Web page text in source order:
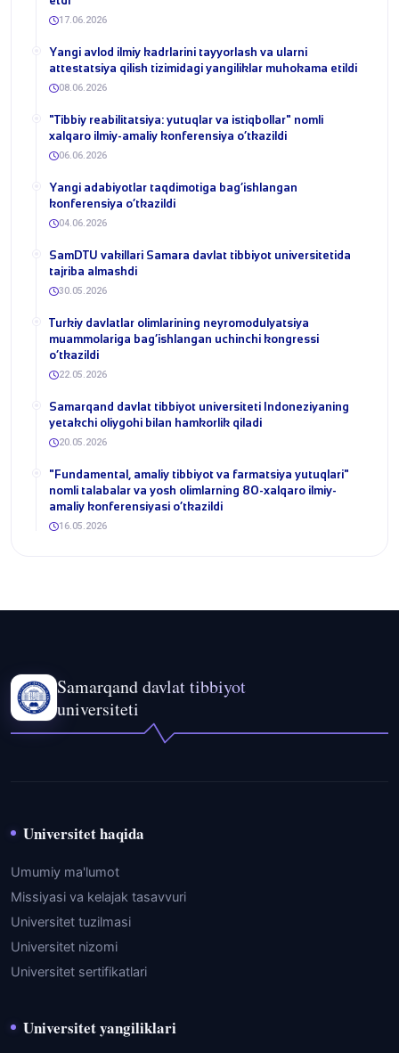
17.06.2026
Yangi avlod ilmiy kadrlarini tayyorlash va ularni
attestatsiya qilish tizimidagi yangiliklar muhokama etildi
08.06.2026
​"Tibbiy reabilitatsiya: yutuqlar va istiqbollar" nomli
xalqaro ilmiy-amaliy konferensiya o‘tkazildi
06.06.2026
​Yangi adabiyotlar taqdimotiga bag‘ishlangan
konferensiya o‘tkazildi
04.06.2026
SamDTU vakillari Samara davlat tibbiyot universitetida
tajriba almashdi
30.05.2026
​Turkiy davlatlar olimlarining neyromodulyatsiya
muammolariga bag‘ishlangan uchinchi kongressi
o‘tkazildi
22.05.2026
Samarqand davlat tibbiyot universiteti Indoneziyaning
yetakchi oliygohi bilan hamkorlik qiladi
20.05.2026
​"Fundamental, amaliy tibbiyot va farmatsiya yutuqlari"
nomli talabalar va yosh olimlarning 80-xalqaro ilmiy-
amaliy konferensiyasi o‘tkazildi
16.05.2026
Samarqand davlat tibbiyot
universiteti
Universitet haqida
Umumiy ma'lumot
Missiyasi va kelajak tasavvuri
Universitet tuzilmasi
Universitet nizomi
Universitet sertifikatlari
Universitet yangiliklari